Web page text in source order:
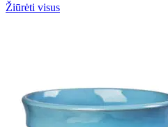
Žiūrėti visus